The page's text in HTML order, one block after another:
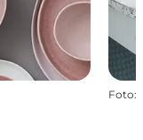
Foto: